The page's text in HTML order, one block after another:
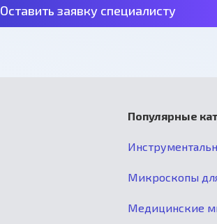
Оставить заявку специалисту
Популярные
Микроскопы
Медицинские